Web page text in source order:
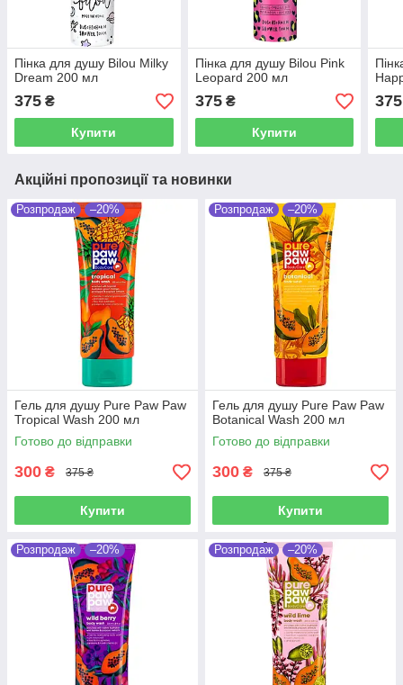
Пінка для душу Bilou Milky
Dream 200 мл
375 ₴
Купити
Пінка для душу Bilou Pink
Leopard 200 мл
375₴
Купити
375
Акційні пропозиції та новинки
Розпродаж –20%
Гель для душу Pure Paw Paw
Tropical Wash 200 мл
Готово до відправки
300 ₴ 375 ₴
Купити
Розпродаж –20%
Гель для душу Pure Paw Paw
Botanical Wash 200 мл
Готово до відправки
300 ₴ 375 ₴
Купити
Розпродаж –20% Розпродаж –20%